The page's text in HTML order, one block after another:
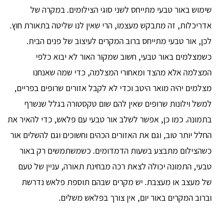
שימוש באור טבעי מתייחס לשני סוגי הצילומים. במקרה של
אדריכלות, זה מתבקש מעצמו, הרי שאין לנו שליטה בתאורת חוץ.
לכן, אור טבעי מתייחס ברוב המקרים לעיצוב של פנים הבית.
כשמצלמים באור טבעי, חשוב שמקור האור לא יבוא כלפי
המצלמה אלא מהצד ומאחורי המצלמה, כדי שמה שאנחנו
מצלמים יהיה מואר היטב וכדי לא לקבל אזורים שרופים בפריים,
למשל וילונות שרופים שאין להם שום טקסטורה בגלל שנשרף
בתמונה. כמו כן, אפשר לשלב אור טבעי עם פלאש, כדי להאיר את
החלל יותר טוב, וגם את האזורים הכהים וחשוכים וגם להשלים אור
כשהצילום מתבצע בשעות הדמדומים. כשמשתמשים רק באור
טבעי, התמונה יכולה לצאת רכה מבחינת תאורה, עניין של טעם
של מעצב או מעצבת. יש מקרים שבהם תוספת פלאש נדרשת
וברוב המקרים באור יום, אין צורך בפלאש משלים.